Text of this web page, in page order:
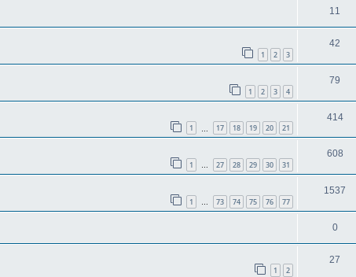
11
1 2 3
42
1 2 3 4
79
1 17 18 19 20 21
414
1 … 27 28 29 30 31
608
1 … 73 74 75 76 77
1537
0
1 2
27